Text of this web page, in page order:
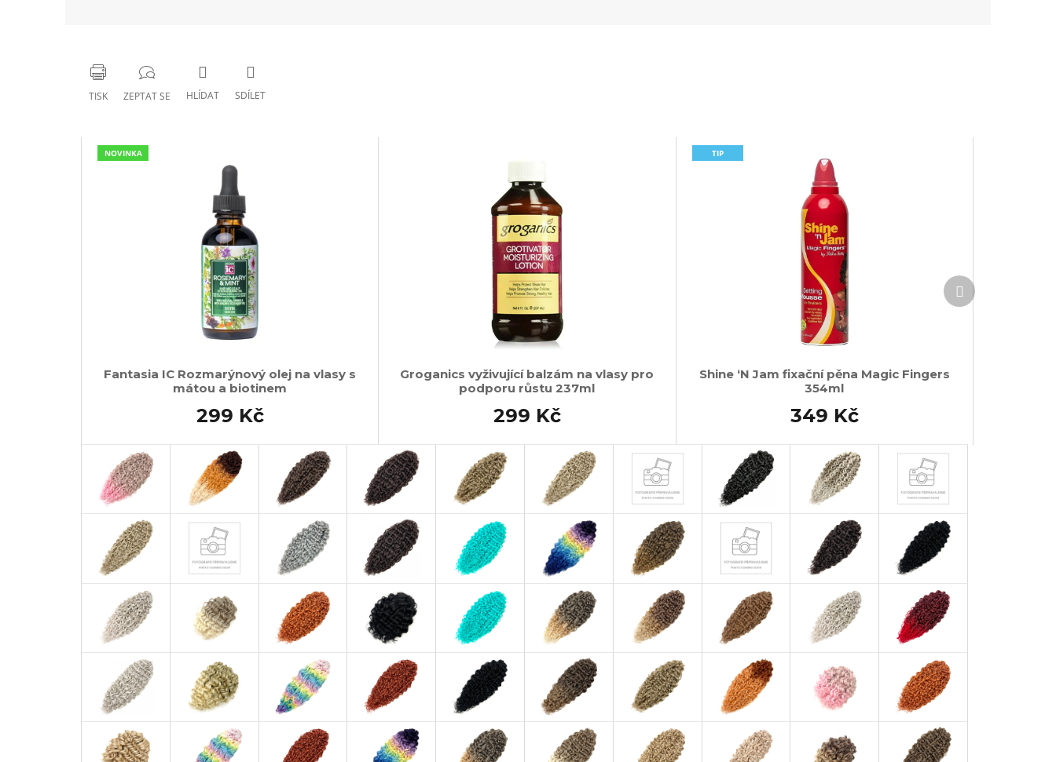
TISK ZEPTAT SE HLÍDAT SDÍLET
NOVINKA
Fantasia IC Rozmarýnový olej na vlasy s
mátou a biotinem
299 Kč
Groganics vyživující balzám na vlasy pro
podporu růstu 237ml
299 Kč
TIP
Shine ‘N Jam fixační pěna Magic Fingers
354ml
349 Kč
Další
produkt